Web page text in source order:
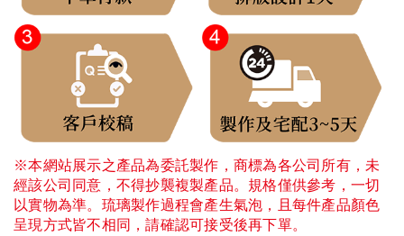
※本網站展示之產品為委託製作，商標為各公司所有，未
經該公司同意，不得抄襲複製產品。規格僅供參考，一切
以實物為準。琉璃製作過程會產生氣泡，且每件產品顏色
呈現方式皆不相同，請確認可接受後再下單。